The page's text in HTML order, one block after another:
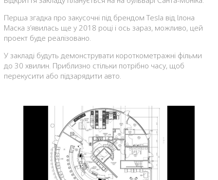
Перша згадка про закусочні під брендом Tesla від Ілона
Маска з’явилась ще у 2018 році і ось зараз, можливо, цей
проект буде реалізовано.
У закладі будуть демонструвати короткометражні фільми
до 30 хвилин. Приблизно стільки потрібно часу, щоб
перекусити або підзарядити авто.